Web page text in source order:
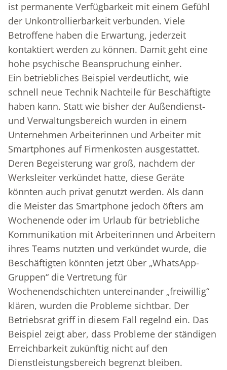
ist permanente Verfügbarkeit mit einem Gefühl
der Unkontrollierbarkeit verbunden. Viele
Betroffene haben die Erwartung, jederzeit
kontaktiert werden zu können. Damit geht eine
hohe psychische Beanspruchung einher.
Ein betriebliches Beispiel verdeutlicht, wie
schnell neue Technik Nachteile für Beschäftigte
haben kann. Statt wie bisher der Außendienst-
und Verwaltungsbereich wurden in einem
Unternehmen Arbeiterinnen und Arbeiter mit
Smartphones auf Firmenkosten ausgestattet.
Deren Begeisterung war groß, nachdem der
Werksleiter verkündet hatte, diese Geräte
könnten auch privat genutzt werden. Als dann
die Meister das Smartphone jedoch öfters am
Wochenende oder im Urlaub für betriebliche
Kommunikation mit Arbeiterinnen und Arbeitern
ihres Teams nutzten und verkündet wurde, die
Beschäftigten könnten jetzt über „WhatsApp-
Gruppen“ die Vertretung für
Wochenendschichten untereinander „freiwillig“
klären, wurden die Probleme sichtbar. Der
Betriebsrat griff in diesem Fall regelnd ein. Das
Beispiel zeigt aber, dass Probleme der ständigen
Erreichbarkeit zukünftig nicht auf den
Dienstleistungsbereich begrenzt bleiben.